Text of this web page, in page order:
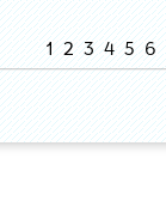
1 2 3 4 5 6